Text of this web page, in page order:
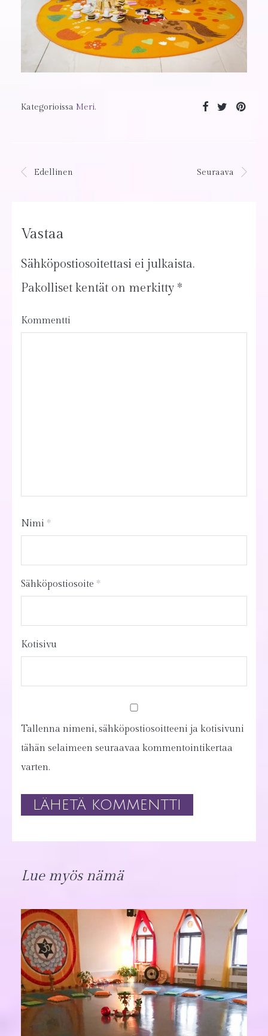
Kategorioissa Meri.
Edellinen Seuraava
Vastaa
Sähköpostiosoitettasi ei julkaista.
Pakolliset kentät on merkitty *
Kommentti
Nimi *
Sähköpostiosoite *
Kotisivu
Tallenna nimeni, sähköpostiosoitteeni ja kotisivuni
tähän selaimeen seuraavaa kommentointikertaa
varten.
Lue myös nämä